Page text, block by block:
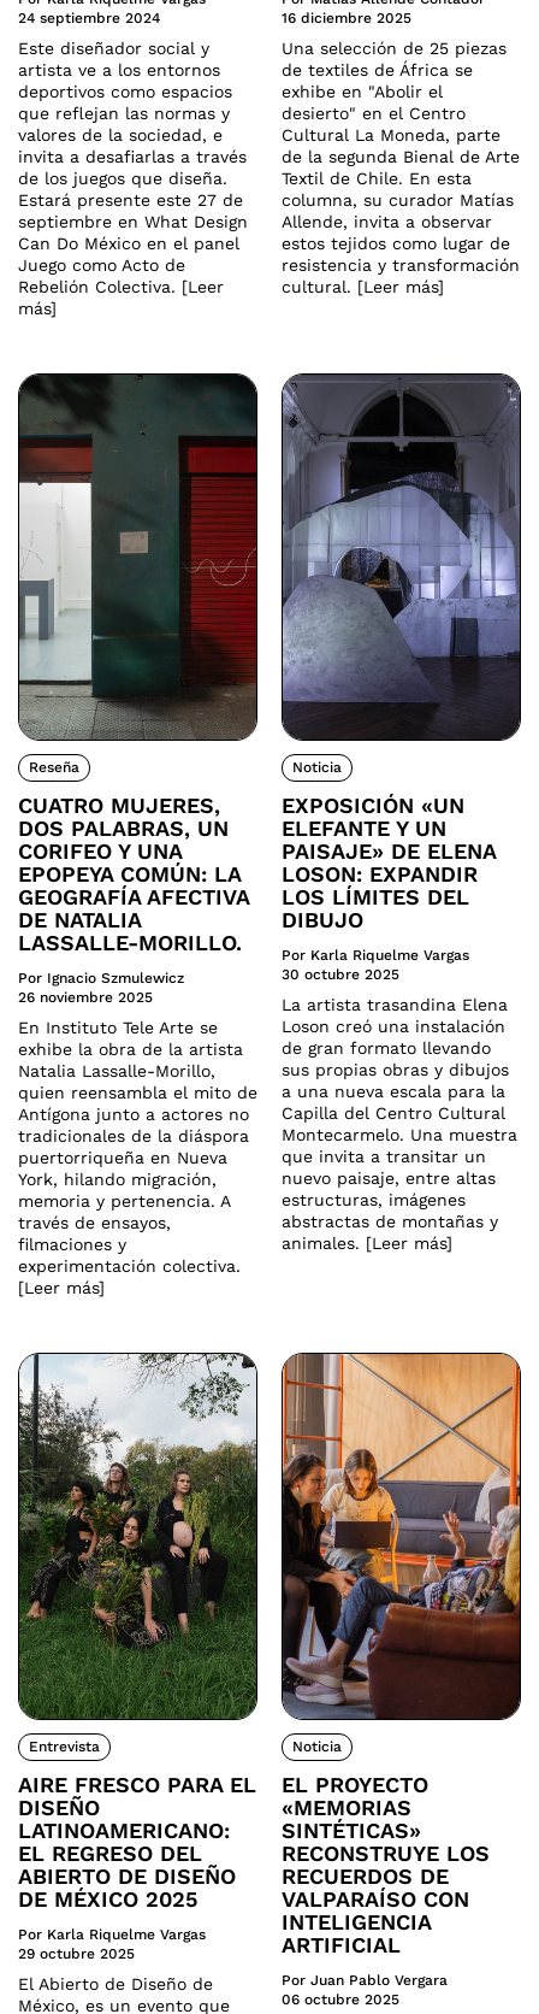
24 septiembre 2024
Este diseñador social y
artista ve a los entornos
deportivos como espacios
que reflejan las normas y
valores de la sociedad, e
invita a desafiarlas a través
de los juegos que diseña.
Estará presente este 27 de
septiembre en What Design
Can Do México en el panel
Juego como Acto de
Rebelión Colectiva. [Leer
más]
16 diciembre 2025
Una selección de 25 piezas
de textiles de África se
exhibe en "Abolir el
desierto" en el Centro
Cultural La Moneda, parte
de la segunda Bienal de Arte
Textil de Chile. En esta
columna, su curador Matías
Allende, invita a observar
estos tejidos como lugar de
resistencia y transformación
cultural. [Leer más]
Reseña
CUATRO MUJERES,
DOS PALABRAS, UN
CORIFEO Y UNA
EPOPEYA COMÚN: LA
GEOGRAFÍA AFECTIVA
DE NATALIA
LASSALLE-MORILLO.
Por Ignacio Szmulewicz
26 noviembre 2025
En Instituto Tele Arte se
exhibe la obra de la artista
Natalia Lassalle-Morillo,
quien reensambla el mito de
Antígona junto a actores no
tradicionales de la diáspora
puertorriqueña en Nueva
York, hilando migración,
memoria y pertenencia. A
través de ensayos,
filmaciones y
experimentación colectiva.
[Leer más]
Noticia
EXPOSICIÓN «UN
ELEFANTE Y UN
PAISAJE» DE ELENA
LOSON: EXPANDIR
LOS LÍMITES DEL
DIBUJO
Por Karla Riquelme Vargas
30 octubre 2025
La artista trasandina Elena
Loson creó una instalación
de gran formato llevando
sus propias obras y dibujos
a una nueva escala para la
Capilla del Centro Cultural
Montecarmelo. Una muestra
que invita a transitar un
nuevo paisaje, entre altas
estructuras, imágenes
abstractas de montañas y
animales. [Leer más]
Entrevista
AIRE FRESCO PARA EL
DISEÑO
LATINOAMERICANO:
EL REGRESO DEL
ABIERTO DE DISEÑO
DE MÉXICO 2025
Por Karla Riquelme Vargas
29 octubre 2025
El Abierto de Diseño de
México, es un evento que
Noticia
EL PROYECTO
«MEMORIAS
SINTÉTICAS»
RECONSTRUYE LOS
RECUERDOS DE
VALPARAÍSO CON
INTELIGENCIA
ARTIFICIAL
Por Juan Pablo Vergara
06 octubre 2025